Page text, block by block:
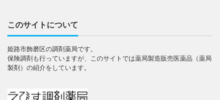
このサイトについて
姫路市飾磨区の調剤薬局です。
保険調剤も行っていますが、このサイトでは薬局製造販売医薬品（薬局
製剤）の紹介をしています。